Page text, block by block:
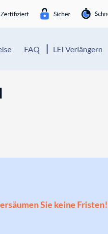
FAQ LEI Verlängern
Sie keine